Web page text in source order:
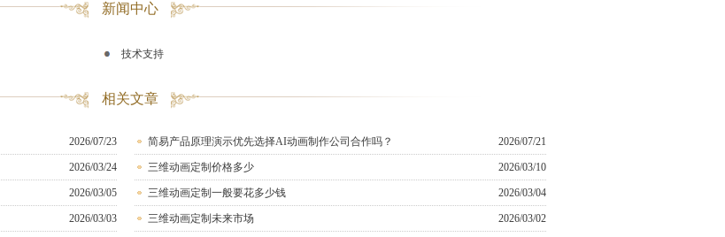
新闻中心
技术支持
相关文章
2026/07/23 简易产品原理演示优先选择AI动画制作公司合作吗？ 2026/07/21
2026/03/24 三维动画定制价格多少 2026/03/10
2026/03/05 三维动画定制一般要花多少钱 2026/03/04
2026/03/03 三维动画定制未来市场 2026/03/02